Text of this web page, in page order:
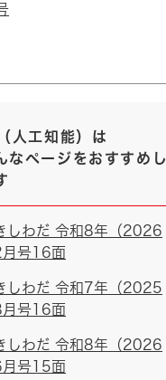
人工知能）は
なページをおすすめし
しわだ 令和8年（2026
号16面
しわだ 令和7年（2025
号16面
しわだ 令和8年（2026
号15面